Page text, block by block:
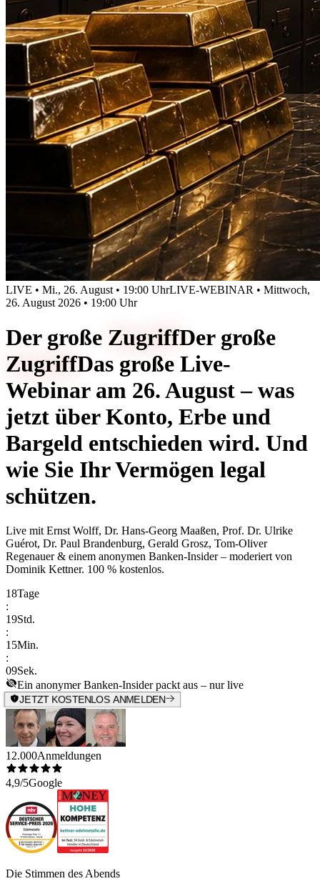
LIVE • Mi., 26. August • 19:00 UhrLIVE-WEBINAR • Mittwoch,
26. August 2026 • 19:00 Uhr
Der große ZugriffDer große
ZugriffDas große Live-
Webinar am 26. August – was
jetzt über Konto, Erbe und
Bargeld entschieden wird. Und
wie Sie Ihr Vermögen legal
schützen.
Live mitErnst Wolff, Dr. Hans-Georg Maaßen, Prof. Dr. Ulrike
Guérot, Dr. Paul Brandenburg, Gerald Grosz, Tom-Oliver
Regenauer & einem anonymen Banken-Insider– moderiert von
Dominik Kettner. 100 % kostenlos.
18Tage
:
19Std.
:
15Min.
:
09Sek.
Ein anonymer Banken-Insider packt aus – nur live
JETZT KOSTENLOS ANMELDEN
12.000Anmeldungen
4,9/5Google
Die Stimmen des Abends